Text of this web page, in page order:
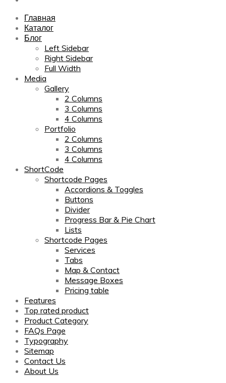
Главная
Каталог
Блог
Left Sidebar
Right Sidebar
Full Width
Media
Gallery
2 Columns
3 Columns
4 Columns
Portfolio
2 Columns
3 Columns
4 Columns
ShortCode
Shortcode Pages
Accordions & Toggles
Buttons
Divider
Progress Bar & Pie Chart
Lists
Shortcode Pages
Services
Tabs
Map & Contact
Message Boxes
Pricing table
Features
Top rated product
Product Category
FAQs Page
Typography
Sitemap
Contact Us
About Us